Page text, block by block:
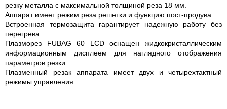
резку металла с максимальной толщиной реза 18 мм.
Аппарат имеет режим реза решетки и функцию пост-продува.
Встроенная термозащита гарантирует надежную работу без
перегрева.
Плазморез FUBAG 60 LCD оснащен жидкокристаллическим
информационным дисплеем для наглядного отображения
параметров резки.
Плазменный резак аппарата имеет двух и четырехтактный
режимы управления.